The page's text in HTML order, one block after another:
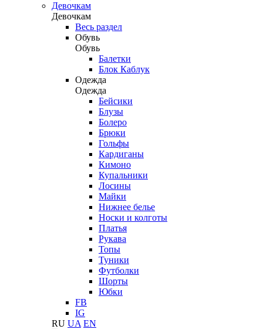
Девочкам
Девочкам
Весь раздел
Обувь
Обувь
Балетки
Блок Каблук
Одежда
Одежда
Бейсики
Блузы
Болеро
Брюки
Гольфы
Кардиганы
Кимоно
Купальники
Лосины
Майки
Нижнее белье
Носки и колготы
Платья
Рукава
Топы
Туники
Футболки
Шорты
Юбки
FB
IG
RU UA EN